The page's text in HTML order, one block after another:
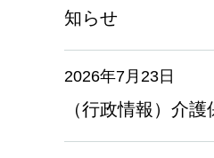
知らせ
2026年7月23日
（行政情報）介